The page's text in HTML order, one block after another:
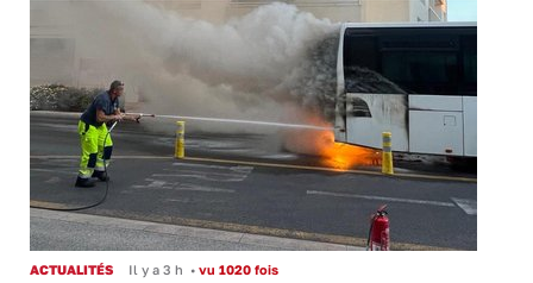
ACTUALITÉS Il y a 3 h • vu 1020 fois